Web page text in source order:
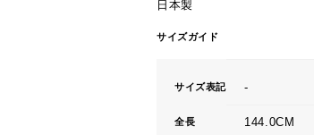
日本製
サイズガイド
サイズ表記 -
全長 144.0CM